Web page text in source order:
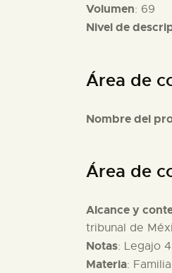
Volumen: 69
Nivel de
Área de
Nombre del
Área de
Alcance y
tribunal de
Notas: Legajo
Materia: